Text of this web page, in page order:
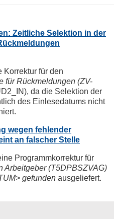
Zeitliche Selektion in der
Korrektur für den
für Rückmeldungen (ZV-
da die Selektion der
des Einlesedatums nicht
wegen fehlender
an falscher Stelle
Programmkorrektur für
Arbeitgeber (T5DPBSZVAG)
gefunden ausgeliefert.